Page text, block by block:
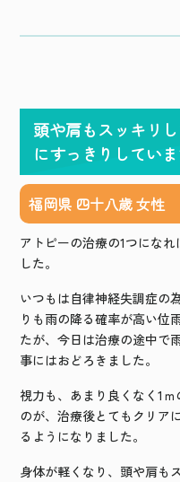
頭や肩もスッキリ
にすっきりしてい
福岡県 四十八歳 女性
アトピーの治療の1つになれ
した。
いつもは自律神経失調症の
りも雨の降る確率が高い位
たが、今日は治療の途中で
事にはおどろきました。
視力も、あまり良くなく1
のが、治療後とてもクリア
るようになりました。
身体が軽くなり、頭や肩も